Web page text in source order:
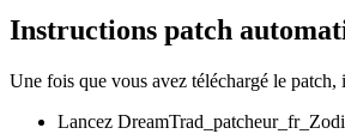
Instructions patch
Une fois que vous avez téléchargé le patch,
Lancez